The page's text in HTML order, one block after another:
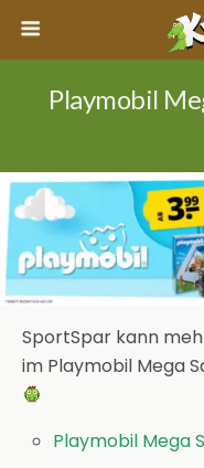
Playmobil
SportSpar kann
im Playmobil Mega
Playmobil Mega